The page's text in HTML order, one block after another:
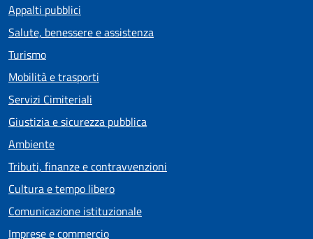
Appalti pubblici
Salute, benessere e assistenza
Turismo
Mobilità e trasporti
Servizi Cimiteriali
Giustizia e sicurezza pubblica
Ambiente
Tributi, finanze e contravvenzioni
Cultura e tempo libero
Comunicazione istituzionale
Imprese e commercio